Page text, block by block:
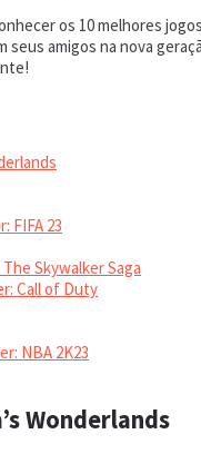
os 10 melhores
seus amigos na nova
FIFA 23
The Skywalker Saga
Call of Duty
NBA 2K23
Wonderlands